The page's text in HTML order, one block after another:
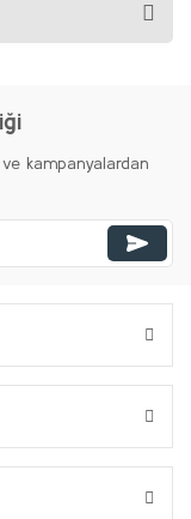
kampanyalardan